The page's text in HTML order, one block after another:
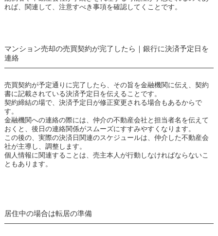
れば、関連して、注意すべき事項を確認してくことです。
マンション売却の売買契約が完了したら｜銀行に決済予定日を
連絡
売買契約が予定通りに完了したら、その旨を金融機関に伝え、契約
書に記載されている決済予定日を伝えることです。
契約締結の場で、決済予定日が修正変更される場合もあるからで
す。
金融機関への連絡の際には、仲介の不動産会社と担当者名を伝えて
おくと、後日の連絡関係がスムーズにすすみやすくなります。
この後の、実際の決済日関連のスケジュールは、仲介した不動産会
社が主導し、調整します。
個人情報に関連することは、売主本人が行動しなければならないこ
ともあります。
居住中の場合は転居の準備